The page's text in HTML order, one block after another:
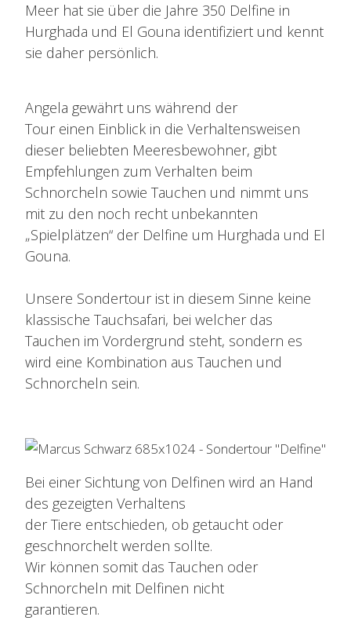
Meer hat sie über die Jahre 350 Delfine in
Hurghada und El Gouna identifiziert und kennt
sie daher persönlich.
Angela gewährt uns während der
Tour einen Einblick in die Verhaltensweisen
dieser beliebten Meeresbewohner, gibt
Empfehlungen zum Verhalten beim
Schnorcheln sowie Tauchen und nimmt uns
mit zu den noch recht unbekannten
„Spielplätzen“ der Delfine um Hurghada und El
Gouna.
Unsere Sondertour ist in diesem Sinne keine
klassische Tauchsafari, bei welcher das
Tauchen im Vordergrund steht, sondern es
wird eine Kombination aus Tauchen und
Schnorcheln sein.
Bei einer Sichtung von Delfinen wird an Hand
des gezeigten Verhaltens
der Tiere entschieden, ob getaucht oder
geschnorchelt werden sollte.
Wir können somit das Tauchen oder
Schnorcheln mit Delfinen nicht
garantieren.